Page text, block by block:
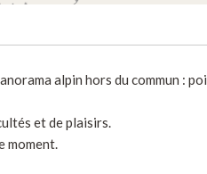
alpin hors du commun :
et de plaisirs.
moment.